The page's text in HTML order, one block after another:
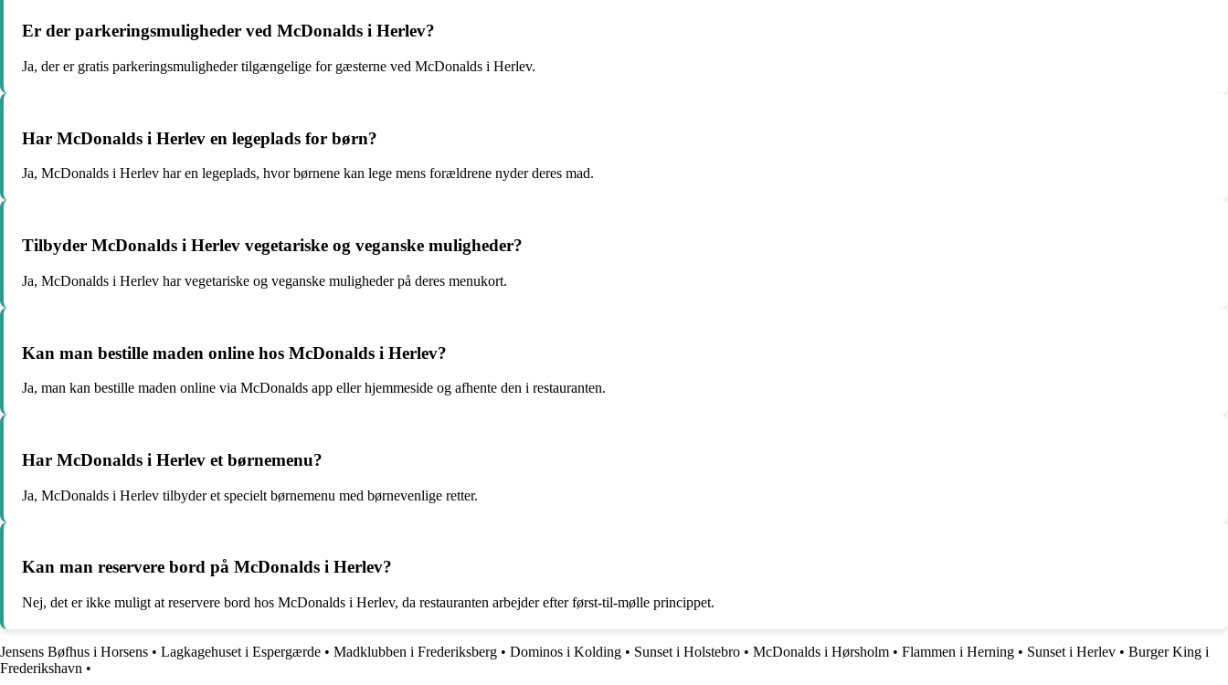
Er der parkeringsmuligheder ved McDonalds i Herlev?
Ja, der er gratis parkeringsmuligheder tilgængelige for gæsterne ved McDonalds i Herlev.
Har McDonalds i Herlev en legeplads for børn?
Ja, McDonalds i Herlev har en legeplads, hvor børnene kan lege mens forældrene nyder deres mad.
Tilbyder McDonalds i Herlev vegetariske og veganske muligheder?
Ja, McDonalds i Herlev har vegetariske og veganske muligheder på deres menukort.
Kan man bestille maden online hos McDonalds i Herlev?
Ja, man kan bestille maden online via McDonalds app eller hjemmeside og afhente den i restauranten.
Har McDonalds i Herlev et børnemenu?
Ja, McDonalds i Herlev tilbyder et specielt børnemenu med børnevenlige retter.
Kan man reservere bord på McDonalds i Herlev?
Nej, det er ikke muligt at reservere bord hos McDonalds i Herlev, da restauranten arbejder efter først-til-mølle princippet.
Jensens Bøfhus i Horsens • Lagkagehuset i Espergærde • Madklubben i Frederiksberg • Dominos i Kolding • Sunset i Holstebro • McDonalds i Hørsholm • Flammen i Herning • Sunset i Herlev • Burger King i
Frederikshavn •